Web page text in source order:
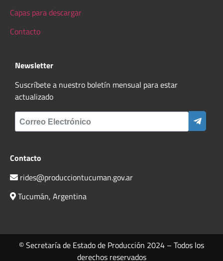
Capas para descargar
Contacto
Newsletter
Suscríbete a nuestro boletín mensual para estar
actualizado
Contacto
rides@producciontucuman.gov.ar
Tucumán, Argentina
© Secretaría de Estado de Producción 2024 – Todos los
derechos reservados